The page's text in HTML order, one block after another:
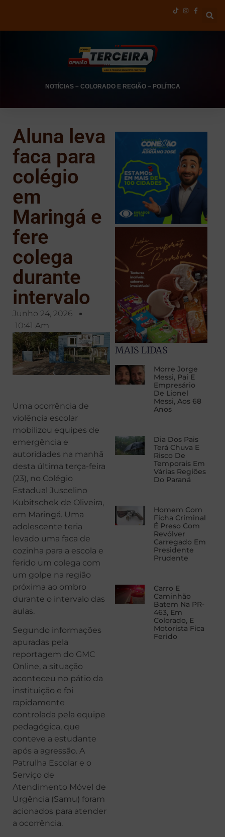
NOTÍCIAS– COLORADO E REGIÃO– POLÍTICA
Aluna leva
faca para
colégio
em
Maringá e
fere
colega
durante
intervalo
Junho 24, 2026
10:41 Am
Uma ocorrência de
violência escolar
mobilizou equipes de
emergência e
autoridades na manhã
desta última terça-feira
(23), no Colégio
Estadual Juscelino
Kubitschek de Oliveira,
em Maringá. Uma
adolescente teria
levado uma faca de
cozinha para a escola e
ferido um colega com
um golpe na região
próxima ao ombro
durante o intervalo das
aulas.
Segundo informações
apuradas pela
reportagem do GMC
Online, a situação
aconteceu no pátio da
instituição e foi
rapidamente
controlada pela equipe
pedagógica, que
conteve a estudante
após a agressão. A
Patrulha Escolar e o
Serviço de
Atendimento Móvel de
Urgência (Samu) foram
acionados para atender
a ocorrência.
MAIS LIDAS
Morre Jorge
Messi, Pai E
Empresário
De Lionel
Messi, Aos 68
Anos
Dia Dos Pais
Terá Chuva E
Risco De
Temporais Em
Várias Regiões
Do Paraná
Homem Com
Ficha Criminal
É Preso Com
Revólver
Carregado Em
Presidente
Prudente
Carro E
Caminhão
Batem Na PR-
463, Em
Colorado, E
Motorista Fica
Ferido